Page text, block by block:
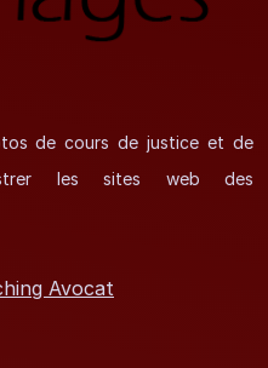
de cours de justice et de
les sites web des
Avocat